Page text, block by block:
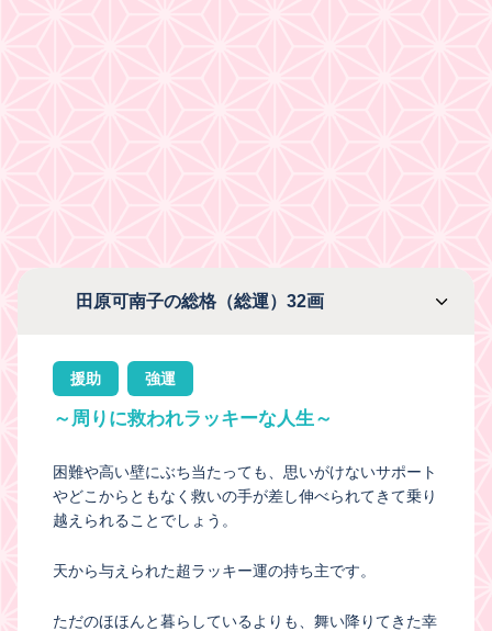
田原可南子の総格（総運）32画
援助 強運
～周りに救われラッキーな人生～
困難や高い壁にぶち当たっても、思いがけないサポート
やどこからともなく救いの手が差し伸べられてきて乗り
越えられることでしょう。
天から与えられた超ラッキー運の持ち主です。
ただのほほんと暮らしているよりも、舞い降りてきた幸